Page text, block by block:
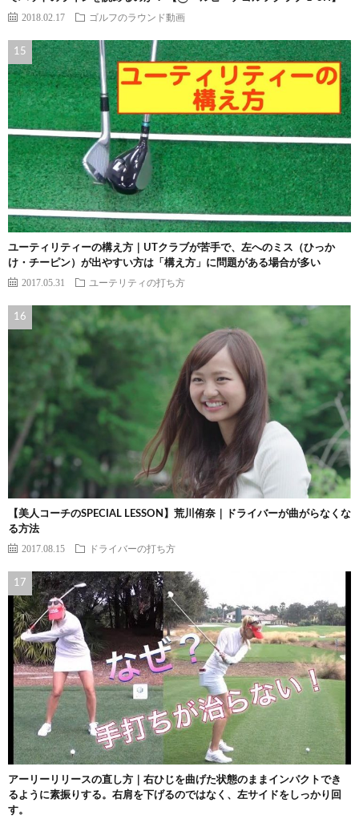
2018.02.17 ゴルフのラウンド動画
ユーティリティーの構え方｜UTクラブが苦手で、左へのミス（ひっか
け・チーピン）が出やすい方は「構え方」に問題がある場合が多い
2017.05.31 ユーテリティの打ち方
【美人コーチのSPECIAL LESSON】荒川侑奈｜ドライバーが曲がらなくな
る方法
2017.08.15 ドライバーの打ち方
アーリーリリースの直し方｜右ひじを曲げた状態のままインパクトでき
るように素振りする。右肩を下げるのではなく、左サイドをしっかり回
す。